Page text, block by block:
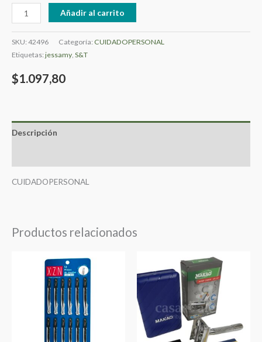
Añadir al carrito
SKU: 42496 Categoría: CUIDADOPERSONAL
Etiquetas: jessamy S&T
$1.097,80
Descripción
CUIDADOPERSONAL
Productos relacionados